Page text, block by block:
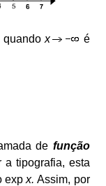
quando x
é
de função
a tipografia, esta
expx.Assim, por